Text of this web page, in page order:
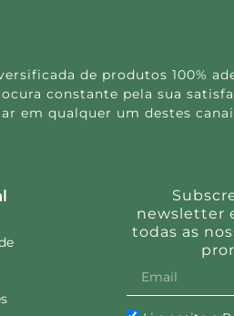
de produtos 100%
constante pela sua
em qualquer um destes
newsletter
todas as